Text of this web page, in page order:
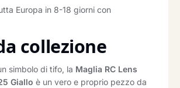
Europa in 8-18 giorni con
collezione
simbolo di tifo, la Maglia RC Lens
Giallo è un vero e proprio pezzo da